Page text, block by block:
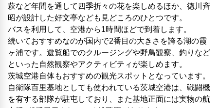
萩など年間を通して四季折々の花を楽しめるほか、徳川斉
昭が設計した好文亭なども見どころのひとつです。
バスを利用して、空港から1時間ほどで到着します。
続いておすすめなのが国内で2番目の大きさを誇る湖の霞
ヶ浦です。遊覧船でのクルージングや野鳥観察、釣りなど
といった自然観察やアクティビティが楽しめます。
茨城空港自体もおすすめの観光スポットとなっています。
自衛隊百里基地としても使われている茨城空港は、戦闘機
を有する部隊が駐屯しており、また基地正面には実物の航